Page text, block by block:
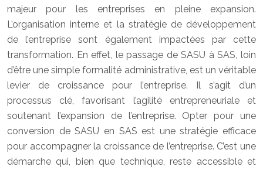
majeur pour les entreprises en pleine expansion.
L’organisation interne et la stratégie de développement
de l’entreprise sont également impactées par cette
transformation. En effet, le passage de SASU à SAS, loin
d’être une simple formalité administrative, est un véritable
levier de croissance pour l’entreprise. Il s’agit d’un
processus clé, favorisant l’agilité entrepreneuriale et
soutenant l’expansion de l’entreprise. Opter pour une
conversion de SASU en SAS est une stratégie efficace
pour accompagner la croissance de l’entreprise. C’est une
démarche qui, bien que technique, reste accessible et